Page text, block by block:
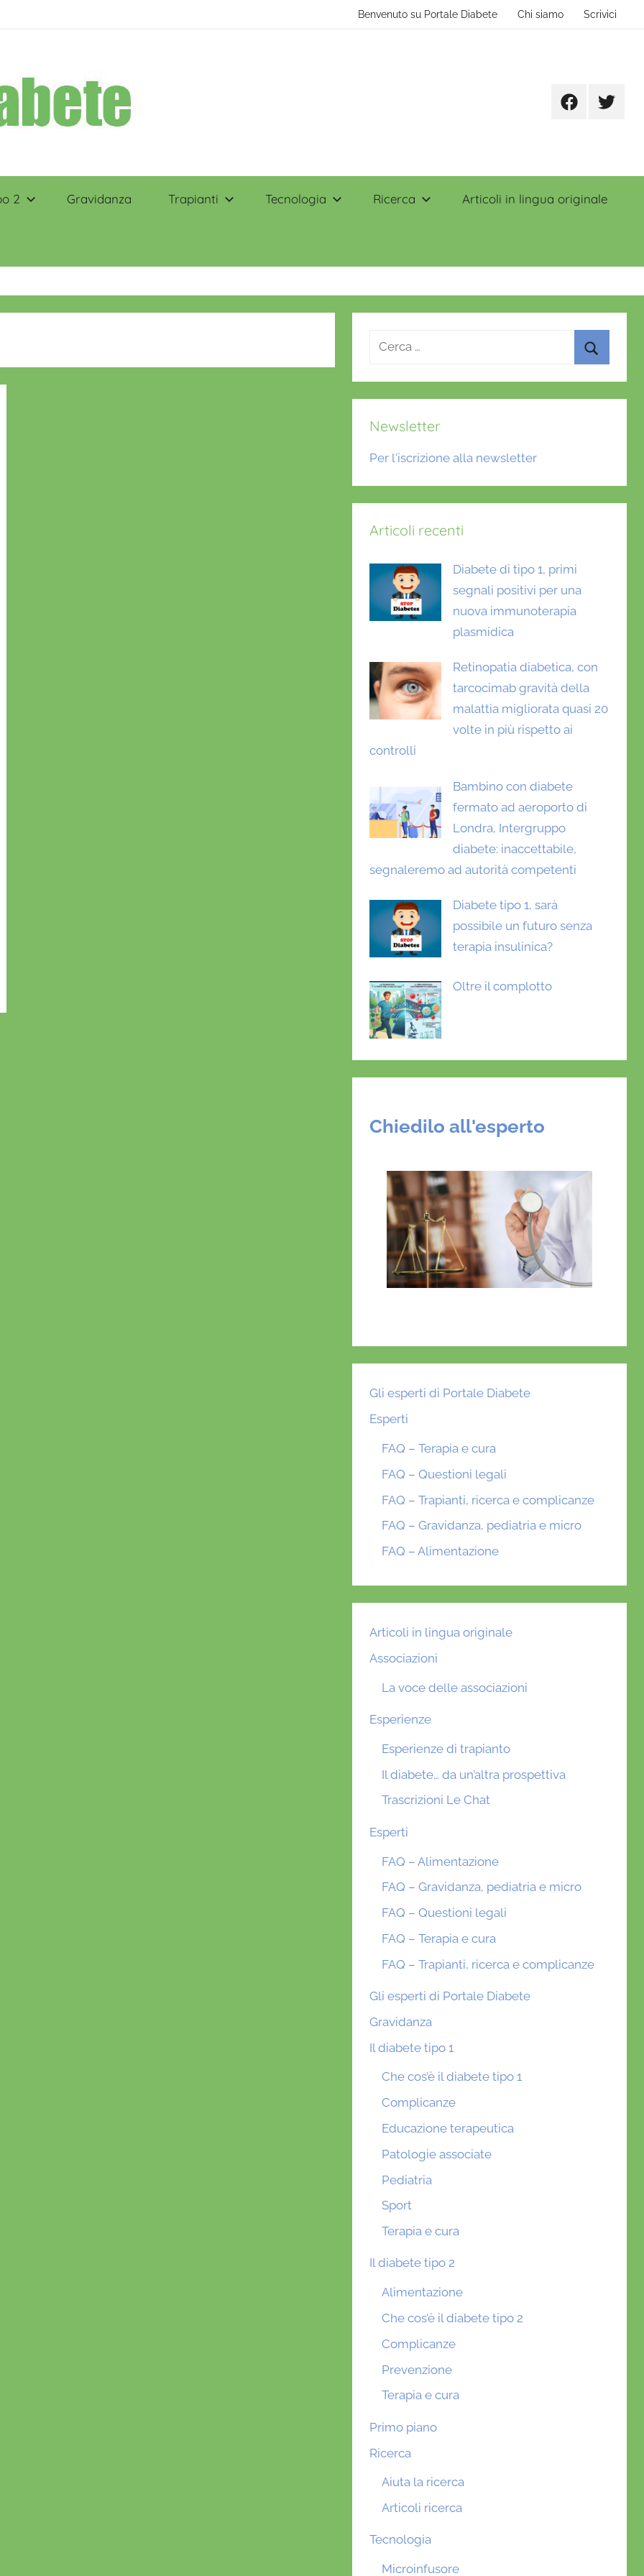
Benvenuto su Portale Diabete Chi siamo Scrivici
FacebookTwitter
2 Gravidanza Trapianti Tecnologia Ricerca Articoli in lingua originale
Ricerca
Newsletter
Per l'iscrizione alla newsletter
Articoli recenti
Diabete di tipo 1, primi
segnali positivi per una
nuova immunoterapia
plasmidica
Retinopatia diabetica, con
tarcocimab gravità della
malattia migliorata quasi 20
volte in più rispetto ai
controlli
Bambino con diabete
fermato ad aeroporto di
Londra, Intergruppo
diabete: inaccettabile,
segnaleremo ad autorità competenti
Diabete tipo 1, sarà
possibile un futuro senza
terapia insulinica?
Oltre il complotto
Chiedilo all'esperto
Gli esperti di Portale Diabete
Esperti
FAQ – Terapia e cura
FAQ – Questioni legali
FAQ – Trapianti, ricerca e complicanze
FAQ – Gravidanza, pediatria e micro
FAQ – Alimentazione
Articoli in lingua originale
Associazioni
La voce delle associazioni
Esperienze
Esperienze di trapianto
Il diabete… da un’altra prospettiva
Trascrizioni Le Chat
Esperti
FAQ – Alimentazione
FAQ – Gravidanza, pediatria e micro
FAQ – Questioni legali
FAQ – Terapia e cura
FAQ – Trapianti, ricerca e complicanze
Gli esperti di Portale Diabete
Gravidanza
Il diabete tipo 1
Che cos’è il diabete tipo 1
Complicanze
Educazione terapeutica
Patologie associate
Pediatria
Sport
Terapia e cura
Il diabete tipo 2
Alimentazione
Che cos’è il diabete tipo 2
Complicanze
Prevenzione
Terapia e cura
Primo piano
Ricerca
Aiuta la ricerca
Articoli ricerca
Tecnologia
Microinfusore